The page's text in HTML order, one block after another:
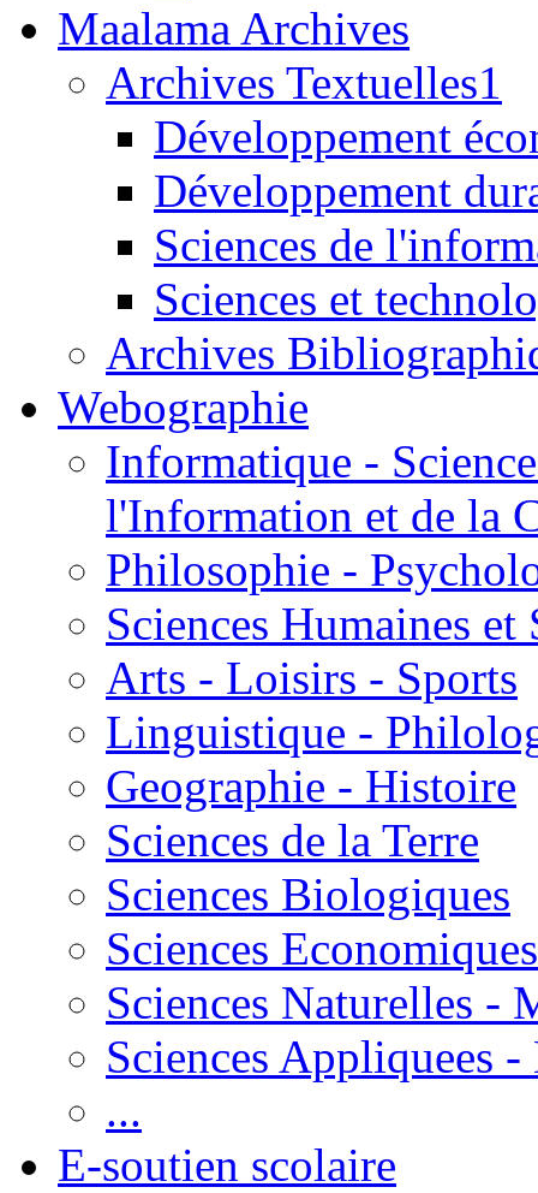
Maalama Archives
Archives Textuelles1
Développement
Développement
Sciences de
Sciences et
Archives
Webographie
Informatique -
l'Information et de la
Philosophie -
Sciences Humaines et
Arts - Loisirs - Sports
Linguistique -
Geographie - Histoire
Sciences de la Terre
Sciences Biologiques
Sciences Economiques
Sciences Naturelles -
Sciences Appliquees
...
E-soutien scolaire